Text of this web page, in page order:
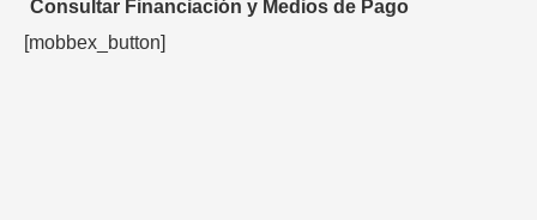
Consultar Financiación y Medios de Pago
[mobbex_button]